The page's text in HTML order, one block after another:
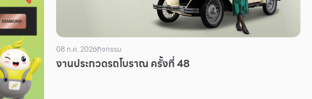
08 ก.ค. 2026กิจกรรม
งานประกวดรถโบราณ ครั้งที่ 48